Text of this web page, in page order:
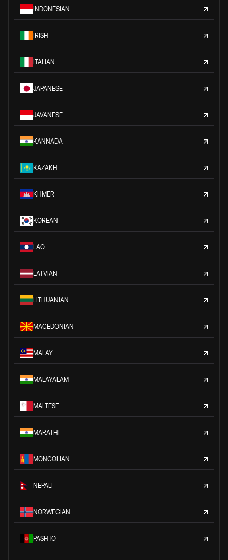
INDONESIAN
IRISH
ITALIAN
JAPANESE
JAVANESE
KANNADA
KAZAKH
KHMER
KOREAN
LAO
LATVIAN
LITHUANIAN
MACEDONIAN
MALAY
MALAYALAM
MALTESE
MARATHI
MONGOLIAN
NEPALI
NORWEGIAN
PASHTO